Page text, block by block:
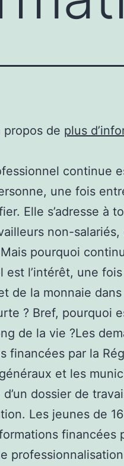
propos de plus
continue
une fois
Elle s’adresse à
non-
pourquoi
est l’intérêt, une
de la monnaie
? Bref, pourquoi
de la vie ?Les
financées par la
et les
dossier de
Les jeunes de
financées